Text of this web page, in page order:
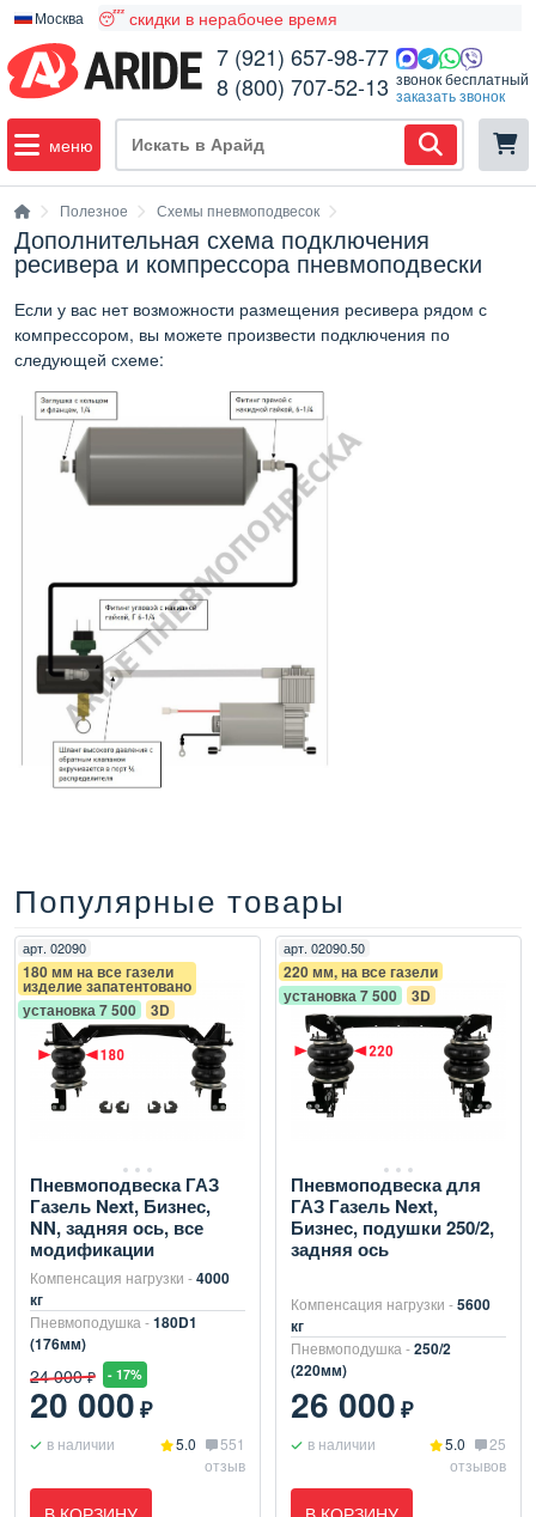
Москва 😴 скидки в нерабочее время
7 (921) 657-98-77
8 (800) 707-52-13 звонок бесплатный
заказать звонок
меню
Полезное Схемы пневмоподвесок
Дополнительная схема подключения
ресивера и компрессора пневмоподвески
Если у вас нет возможности размещения ресивера рядом с
компрессором, вы можете произвести подключения по
следующей схеме:
Популярные товары
арт. 02090
180 мм на все газели
изделие запатентовано
установка 7 500
3D
Пневмоподвеска ГАЗ
Газель Next, Бизнес,
NN, задняя ось, все
модификации
Компенсация нагрузки -4000
кг
Пневмоподушка -180D1
(176мм)
24 000 ₽ - 17%
20 000₽
в наличии 5.0
551
отзыв
арт. 02090.50
220 мм, на все газели
установка 7 500
3D
Пневмоподвеска для
ГАЗ Газель Next,
Бизнес, подушки 250/2,
задняя ось
Компенсация нагрузки -5600
кг
Пневмоподушка -250/2
(220мм)
26 000₽
в наличии 5.0
25
отзывов